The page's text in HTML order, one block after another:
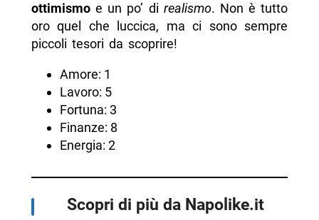
ottimismoe un po’ di realismo. Non è tutto
oro quel che luccica, ma ci sono sempre
piccoli tesori da scoprire!
Amore: 1
Lavoro: 5
Fortuna: 3
Finanze: 8
Energia: 2
Scopri di più da Napolike.it